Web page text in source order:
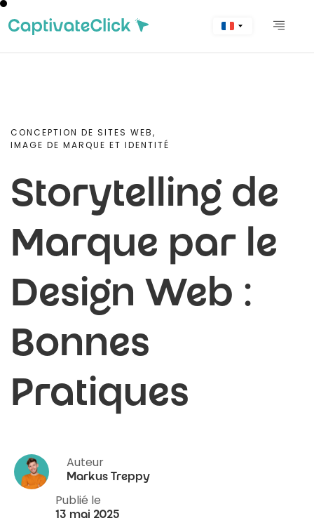
CONCEPTION DE SITES WEB,
IMAGE DE MARQUE ET IDENTITÉ
Storytelling de
Marque par le
Design Web :
Bonnes
Pratiques
Auteur
Markus Treppy
Publié le
13 mai 2025